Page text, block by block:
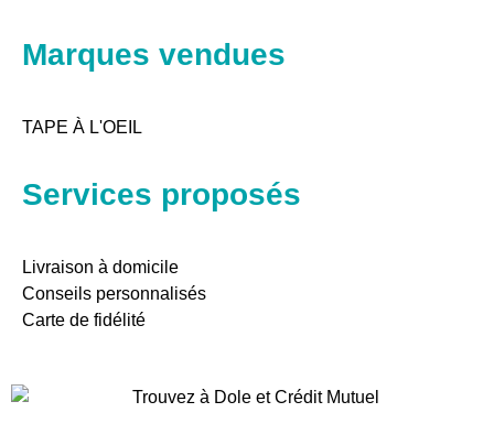
Marques vendues
TAPE À L'OEIL
Services proposés
Livraison à domicile
Conseils personnalisés
Carte de fidélité